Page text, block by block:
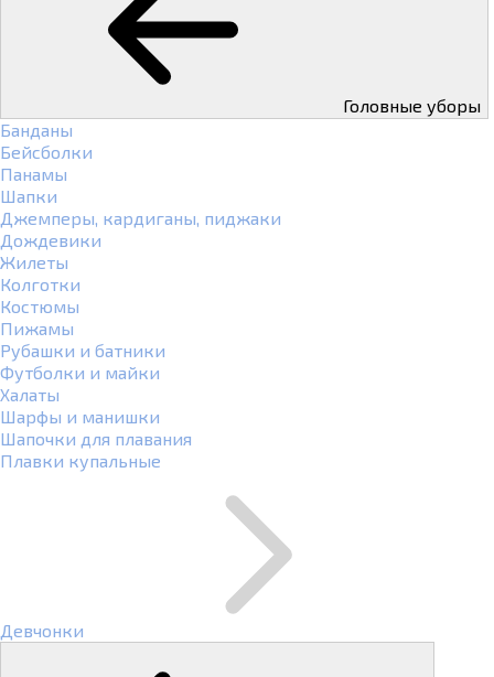
Головные уборы
Банданы
Бейсболки
Панамы
Шапки
Джемперы, кардиганы, пиджаки
Дождевики
Жилеты
Колготки
Костюмы
Пижамы
Рубашки и батники
Футболки и майки
Халаты
Шарфы и манишки
Шапочки для плавания
Плавки купальные
Девчонки